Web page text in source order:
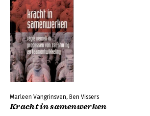
Marleen Vangrinsven, Ben Vissers
Kracht in samenwerken